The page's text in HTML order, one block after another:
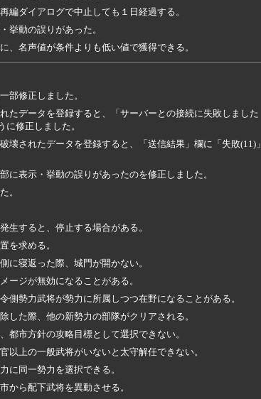
編ダイアログで中止しても１日経過する。
挙動の誤りがあった。
、名声値が条件よりも低い値で獲得できる。
部修正しました。
たデータを登録すると、「サーバーとの接続に失敗しました
に修正しました。
壊されたデータを登録すると、「送信結果」欄に「失敗(11)」
に表示・挙動の誤りがあったのを修正しました。
。
生すると、停止する場合がある。
を求める。
に寝返った際、城門が開かない。
ージが無効になることがある。
側勢力武将が勢力に所属しつつ在野になることがある。
した際、他の新勢力の部隊がクリアされる。
都市方針の攻略目標として選択できない。
以上の一般武将がいないと太守解任できない。
に同一勢力を選択できる。
から配下武将を異動させる。